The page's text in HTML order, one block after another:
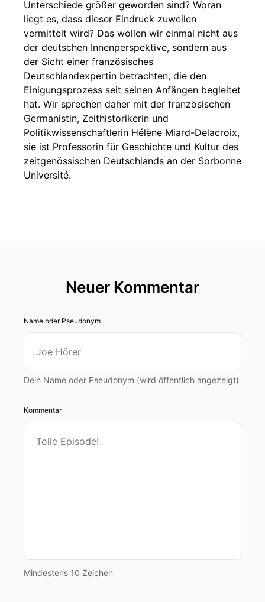
Unterschiede größer geworden sind? Woran
liegt es, dass dieser Eindruck zuweilen
vermittelt wird? Das wollen wir einmal nicht aus
der deutschen Innenperspektive, sondern aus
der Sicht einer französisches
Deutschlandexpertin betrachten, die den
Einigungsprozess seit seinen Anfängen begleitet
hat. Wir sprechen daher mit der französischen
Germanistin, Zeithistorikerin und
Politikwissenschaftlerin Hélène Miard-Delacroix,
sie ist Professorin für Geschichte und Kultur des
zeitgenössischen Deutschlands an der Sorbonne
Université.
Neuer Kommentar
Name oder Pseudonym
Dein Name oder Pseudonym (wird öffentlich angezeigt)
Kommentar
Mindestens 10 Zeichen